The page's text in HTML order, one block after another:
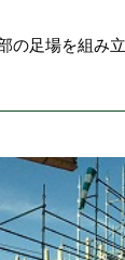
の足場を組み立